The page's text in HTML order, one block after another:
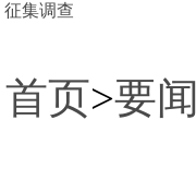
征集调查
首页>要